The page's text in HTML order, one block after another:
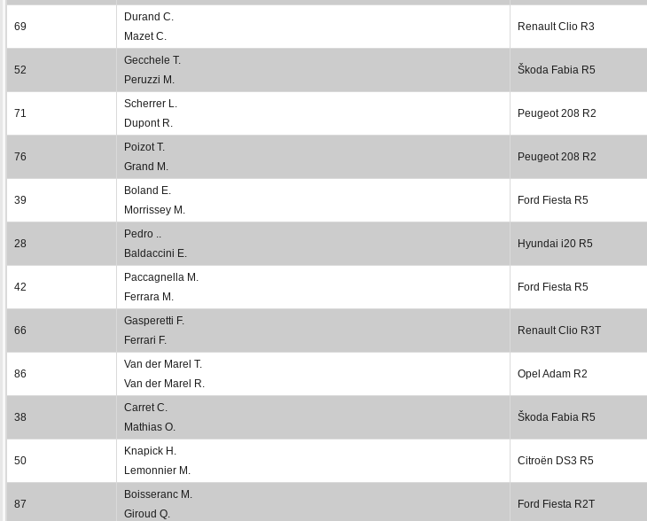
69
Durand C.
Mazet C.
Renault Clio R3
52
Gecchele T.
Peruzzi M.
Škoda Fabia R5
71
Scherrer L.
Dupont R.
Peugeot 208 R2
76
Poizot T.
Grand M.
Peugeot 208 R2
39
Boland E.
Morrissey M.
Ford Fiesta R5
28
Pedro ..
Baldaccini E.
Hyundai i20 R5
42
Paccagnella M.
Ferrara M.
Ford Fiesta R5
66
Gasperetti F.
Ferrari F.
Renault Clio R3T
86
Van der Marel T.
Van der Marel R.
Opel Adam R2
38
Carret C.
Mathias O.
Škoda Fabia R5
50
Knapick H.
Lemonnier M.
Citroën DS3 R5
87
Boisseranc M.
Giroud Q.
Ford Fiesta R2T